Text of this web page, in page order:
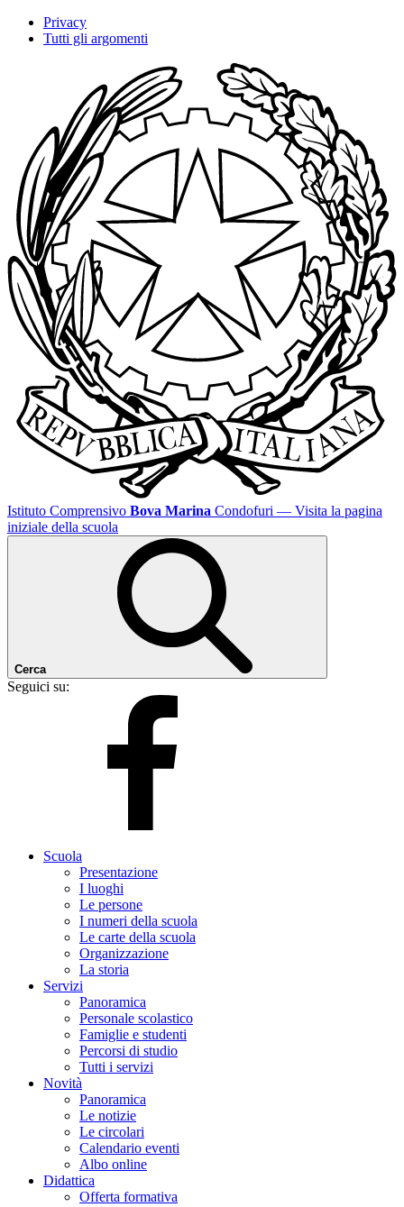
Privacy
Tutti gli argomenti
Istituto Comprensivo Bova Marina Condofuri — Visita la pagina
iniziale della scuola
Cerca
Seguici su:
Scuola
Presentazione
I luoghi
Le persone
I numeri della scuola
Le carte della scuola
Organizzazione
La storia
Servizi
Panoramica
Personale scolastico
Famiglie e studenti
Percorsi di studio
Tutti i servizi
Novità
Panoramica
Le notizie
Le circolari
Calendario eventi
Albo online
Didattica
Offerta formativa